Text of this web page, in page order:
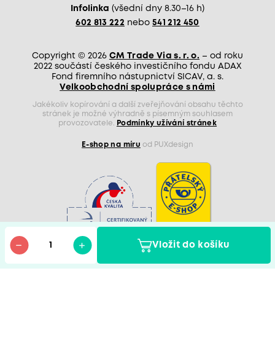
Vložit do košíku
Infolinka (všední dny 8.30–16 h)
602 813 222 nebo 541 212 450
Copyright © 2026 CM Trade Via s. r. o. – od roku
2022 součástí českého investičního fondu ADAX
Fond firemního nástupnictví SICAV, a. s.
Velkoobchodní spolupráce s námi
Jakékoliv kopírování a další zveřejňování obsahu těchto
stránek je možné výhradně s písemným souhlasem
provozovatele.
Podmínky užívání stránek
E-shop na míru od PUXdesign